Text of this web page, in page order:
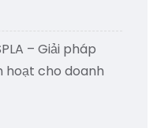
– Giải pháp
hoạt cho doanh